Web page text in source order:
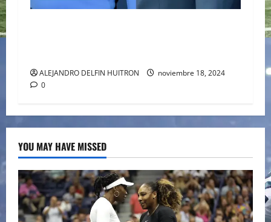
ALEJANDRO DELFIN HUITRON
noviembre 18, 2024
0
YOU MAY HAVE MISSED